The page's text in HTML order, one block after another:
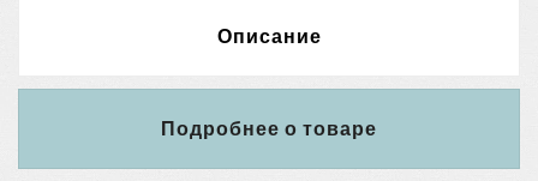
Описание
Подробнее о товаре